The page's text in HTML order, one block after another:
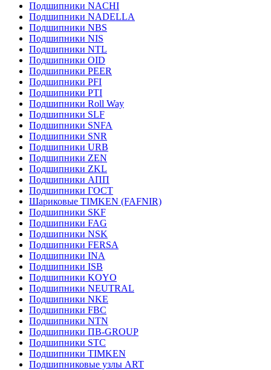
Подшипники NACHI
Подшипники NADELLA
Подшипники NBS
Подшипники NIS
Подшипники NTL
Подшипники OID
Подшипники PEER
Подшипники PFI
Подшипники PTI
Подшипники Roll Way
Подшипники SLF
Подшипники SNFA
Подшипники SNR
Подшипники URB
Подшипники ZEN
Подшипники ZKL
Подшипники АПП
Подшипники ГОСТ
Шариковые ТІMKEN (FAFNIR)
Подшипники SKF
Подшипники FAG
Подшипники NSK
Подшипники FERSA
Подшипники INA
Подшипники ISB
Подшипники KOYO
Подшипники NEUTRAL
Подшипники NKE
Подшипники FBC
Подшипники NTN
Подшипники ПВ-GROUP
Подшипники STC
Подшипники TIMKEN
Подшипниковые узлы ART